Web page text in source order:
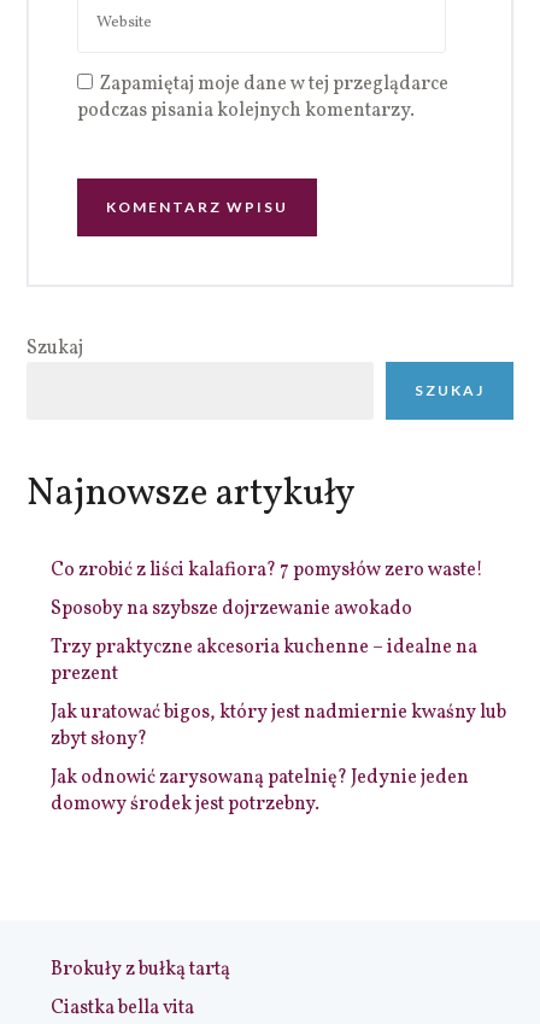
Zapamiętaj moje dane w tej przeglądarce
podczas pisania kolejnych komentarzy.
Szukaj
SZUKAJ
Najnowsze artykuły
Co zrobić z liści kalafiora? 7 pomysłów zero waste!
Sposoby na szybsze dojrzewanie awokado
Trzy praktyczne akcesoria kuchenne – idealne na
prezent
Jak uratować bigos, który jest nadmiernie kwaśny lub
zbyt słony?
Jak odnowić zarysowaną patelnię? Jedynie jeden
domowy środek jest potrzebny.
Brokuły z bułką tartą
Ciastka bella vita